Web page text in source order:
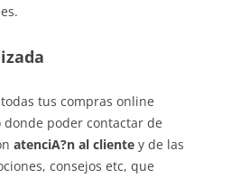
tus compras online
poder contactar de
atenciA?n al cliente y de las
consejos etc, que